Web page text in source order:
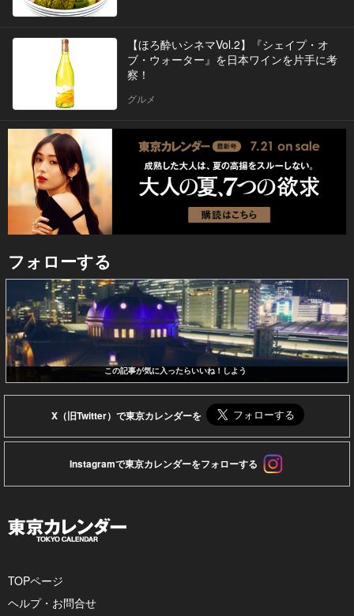
【ほろ酔いシネマVol.2】『シェイプ・オ
ブ・ウォーター』を日本ワインを片手に考
察！
グルメ
フォローする
この記事が気に入ったらいいね！しよう
X（旧Twitter）で東京カレンダーを
Instagramで東京カレンダーをフォローする
TOPページ
ヘルプ・お問合せ